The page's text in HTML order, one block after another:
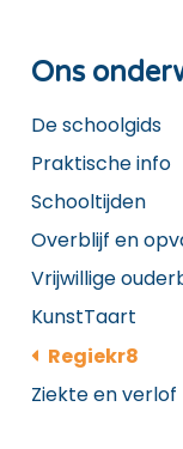
Ons
De schoolgids
Praktische info
Schooltijden
Overblijf en
Vrijwillige
KunstTaart
Regiekr8
Ziekte en verlof